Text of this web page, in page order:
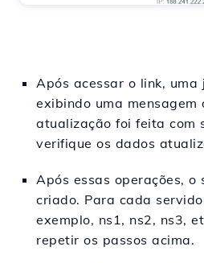
Após acessar o link,
exibindo uma mensagem
atualização foi feita com
verifique os dados
Após essas operações, o
criado. Para cada
exemplo, ns1, ns2, ns3,
repetir os passos acima.